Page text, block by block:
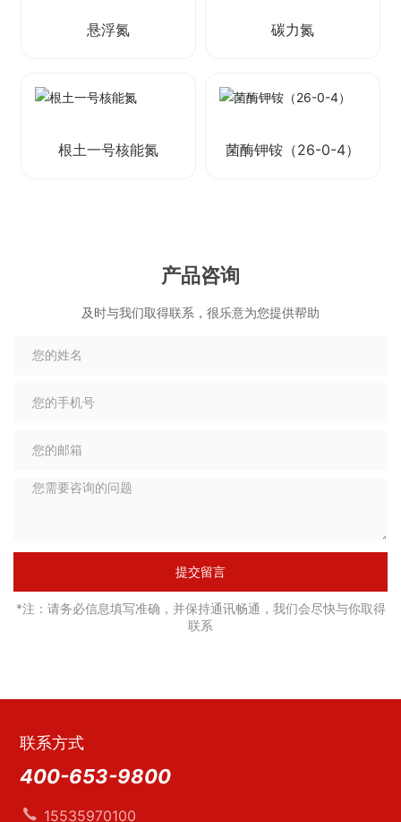
悬浮氮 碳力氮
根土一号核能氮 菌酶钾铵（26-0-4）
产品咨询
及时与我们取得联系，很乐意为您提供帮助
提交留言
*注：请务必信息填写准确，并保持通讯畅通，我们会尽快与你取得
联系
联系方式
400-653-9800
15535970100